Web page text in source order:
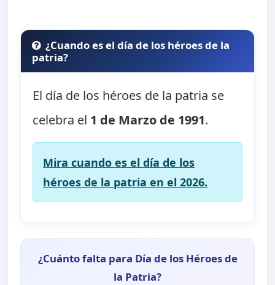
¿Cuando es el día de los héroes de la
patria?
El día de los héroes de la patria se
celebra el 1 de Marzo de 1991.
Mira cuando es el día de los
héroes de la patria en el 2026.
¿Cuánto falta para Día de los Héroes de
la Patria?